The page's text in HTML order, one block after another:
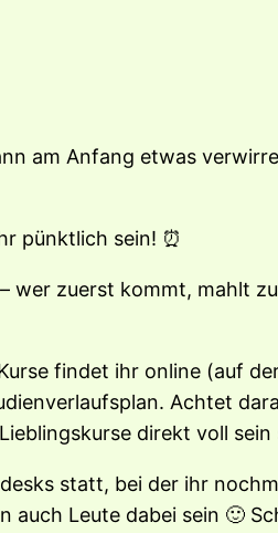
am Anfang etwas
pünktlich sein! ⏰
wer zuerst kommt, mahlt
findet ihr online (auf
Achtet
direkt voll sein
statt, bei der ihr
Leute dabei sein 🙂